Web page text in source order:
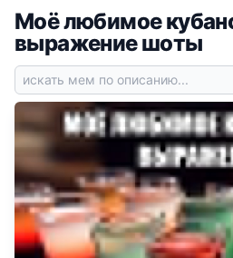
Моё любимое
выражение шоты